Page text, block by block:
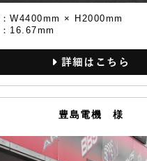
W4400mm × H2000mm
16.67mm
詳細
豊島電機 様